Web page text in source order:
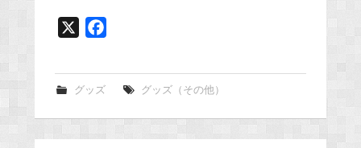
グッズ グッズ（その他）